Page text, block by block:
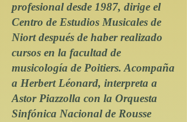
profesional desde 1987, dirige el
Centro de Estudios Musicales de
Niort después de haber realizado
cursos en la facultad de
musicología de Poitiers. Acompaña
a Herbert Léonard, interpreta a
Astor Piazzolla con la Orquesta
Sinfónica Nacional de Rousse